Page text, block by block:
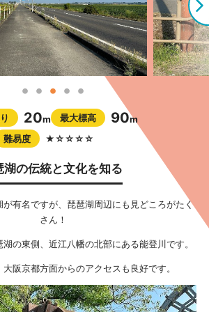
20m 最大標高 90m
難易度 ★☆☆☆☆
の伝統と文化を知る
有名ですが、琵琶湖周辺にも見どころがたく
さん！
の東側、近江八幡の北部にある能登川です。
阪京都方面からのアクセスも良好です。